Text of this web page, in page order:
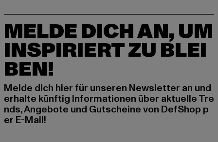
MELDE DICH AN, UM
INSPIRIERT ZU BLEI
BEN!
Melde dich hier für unseren Newsletter an und
erhalte künftig Informationen über aktuelle Tre
nds, Angebote und Gutscheine von DefShop p
er E-Mail!